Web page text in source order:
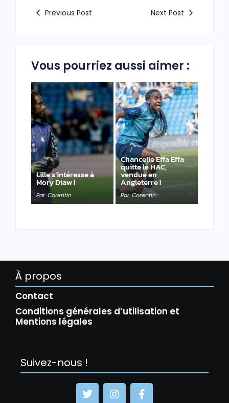
Previous Post Next Post
Vous pourriez aussi aimer :
Lille s’intéresse à
Mory Diaw !
Par Corentin
Chancelle Effa Effa
quitte le HAC,
vendue en
Angleterre !
Par Corentin
À propos
Contact
Conditions générales d’utilisation et
Mentions légales
Suivez-nous !